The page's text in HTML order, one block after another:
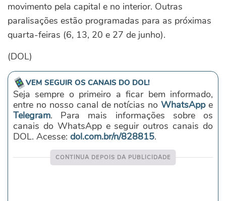
movimento pela capital e no interior. Outras
paralisações estão programadas para as próximas
quarta-feiras (6, 13, 20 e 27 de junho).
(DOL)
VEM SEGUIR OS CANAIS DO DOL!
Seja sempre o primeiro a ficar bem informado,
entre no nosso canal de notícias noWhatsAppe
Telegram. Para mais informações sobre os
canais do WhatsApp e seguir outros canais do
DOL. Acesse: dol.com.br/n/828815.